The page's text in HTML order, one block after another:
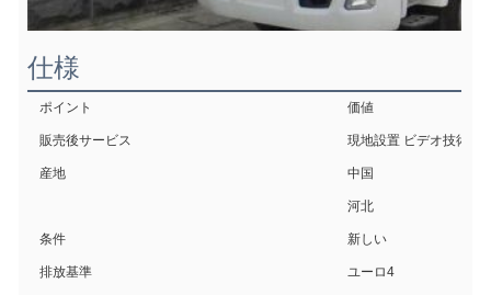
仕様
ポイント 価値
販売後サービス 現地設置 ビデオ技術サ
産地 中国
河北
条件 新しい
排放基準 ユーロ4